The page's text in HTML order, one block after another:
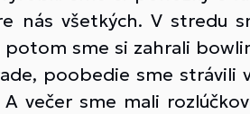
všetkých. V stredu
potom sme si zahrali
poobedie sme strávili
večer sme mali